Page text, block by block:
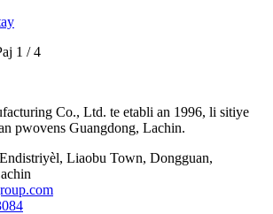
1 / 4
Co., Ltd. te etabli an 1996, li sitiye
pwovens Guangdong, Lachin.
Liaobu Town, Dongguan,